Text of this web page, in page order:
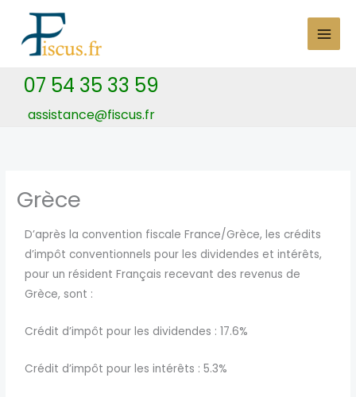
content
07 54 35 33 59
assistance@fiscus.fr
Grèce
D’après la convention fiscale France/Grèce, les crédits
d’impôt conventionnels pour les dividendes et intérêts,
pour un résident Français recevant des revenus de
Grèce, sont :
Crédit d’impôt pour les dividendes : 17.6%
Crédit d’impôt pour les intérêts : 5.3%